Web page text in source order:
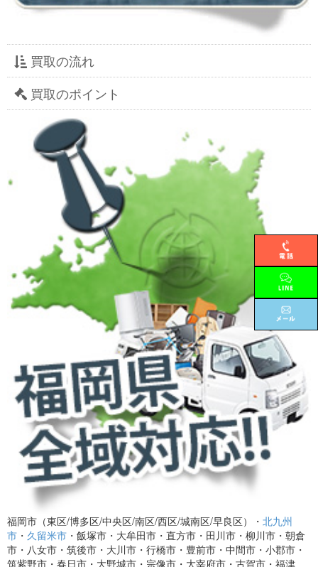
買取の流れ
買取のポイント
福岡市（東区/博多区/中央区/南区/西区/城南区/早良区）・ 北九州
市 ・ 久留米市 ・飯塚市・大牟田市・直方市・田川市・柳川市・朝倉
市・八女市・筑後市・大川市・行橋市・豊前市・中間市・小郡市・
筑紫野市・春日市・大野城市・宗像市・大宰府市・古賀市・福津